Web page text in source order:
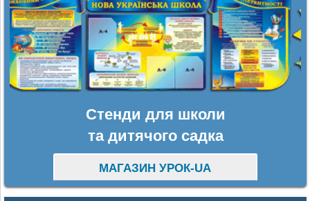
Стенди для школи
та дитячого садка
МАГАЗИН УРОК-UA